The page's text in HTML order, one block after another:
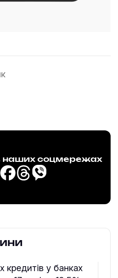
наших соцмережах
кредитів у банках